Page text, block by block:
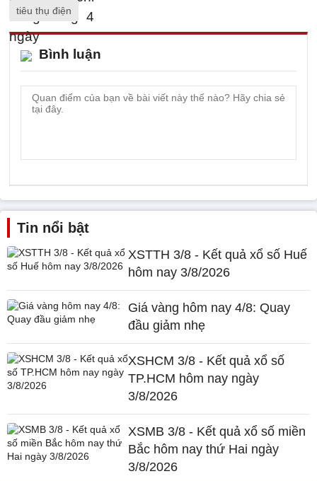
tiêu thụ điện
Bình luận
Tin nổi bật
XSTTH 3/8 - Kết quả xổ số Huế
hôm nay 3/8/2026
Giá vàng hôm nay 4/8: Quay
đầu giảm nhẹ
XSHCM 3/8 - Kết quả xổ số
TP.HCM hôm nay ngày
3/8/2026
XSMB 3/8 - Kết quả xổ số miền
Bắc hôm nay thứ Hai ngày
3/8/2026